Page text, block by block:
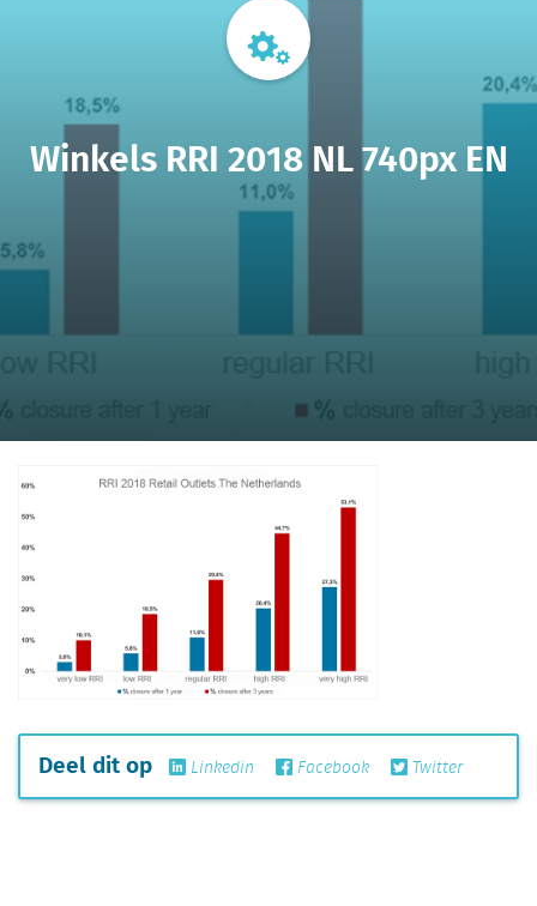
Winkels RRI 2018 NL 740px EN
Deel dit op Linkedin Facebook Twitter